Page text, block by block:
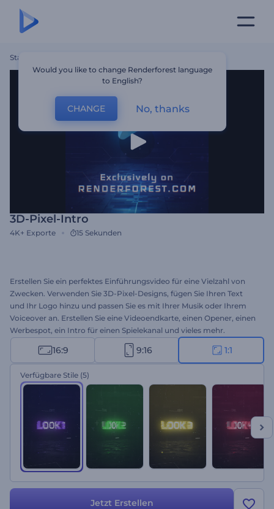
Startseite
3D-Pixel-Intro
4K+ Exporte 15 Sekunden
Erstellen Sie ein perfektes Einführungsvideo für eine Vielzahl von
Zwecken. Verwenden Sie 3D-Pixel-Designs, fügen Sie Ihren Text
und Ihr Logo hinzu und passen Sie es mit Ihrer Musik oder Ihrem
Voiceover an. Erstellen Sie eine Videoendkarte, einen Opener, einen
Werbespot, ein Intro für einen Spielekanal und vieles mehr.
Probieren Sie die Erstellung noch heute kostenlos aus!
16:9 9:16 1:1
Verfügbare Stile (5)
Jetzt Erstellen
Would you like to change Renderforest language
to English?
CHANGE No, thanks